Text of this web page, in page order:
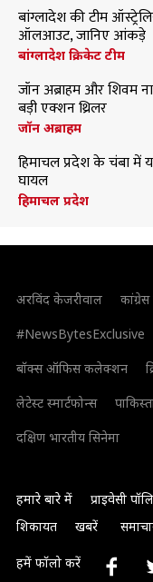
बांग्लादेश की टीम
ऑलआउट, जानिए आंकड़े
बांग्लादेश क्रिकेट टीम
जॉन अब्राहम और शिवम
बड़ी एक्शन थ्रिलर
जॉन अब्राहम
हिमाचल प्रदेश के चंबा में
घायल
हिमाचल प्रदेश
अरविंद केजरीवाल
#NewsBytesExclusive
बॉक्स ऑफिस कलेक्शन
लेटेस्ट स्मार्टफोन्स
दक्षिण भारतीय सिनेमा
हमारे बारे में प्राइवेसी
शिकायत
खबरें
हमें फॉलो करें